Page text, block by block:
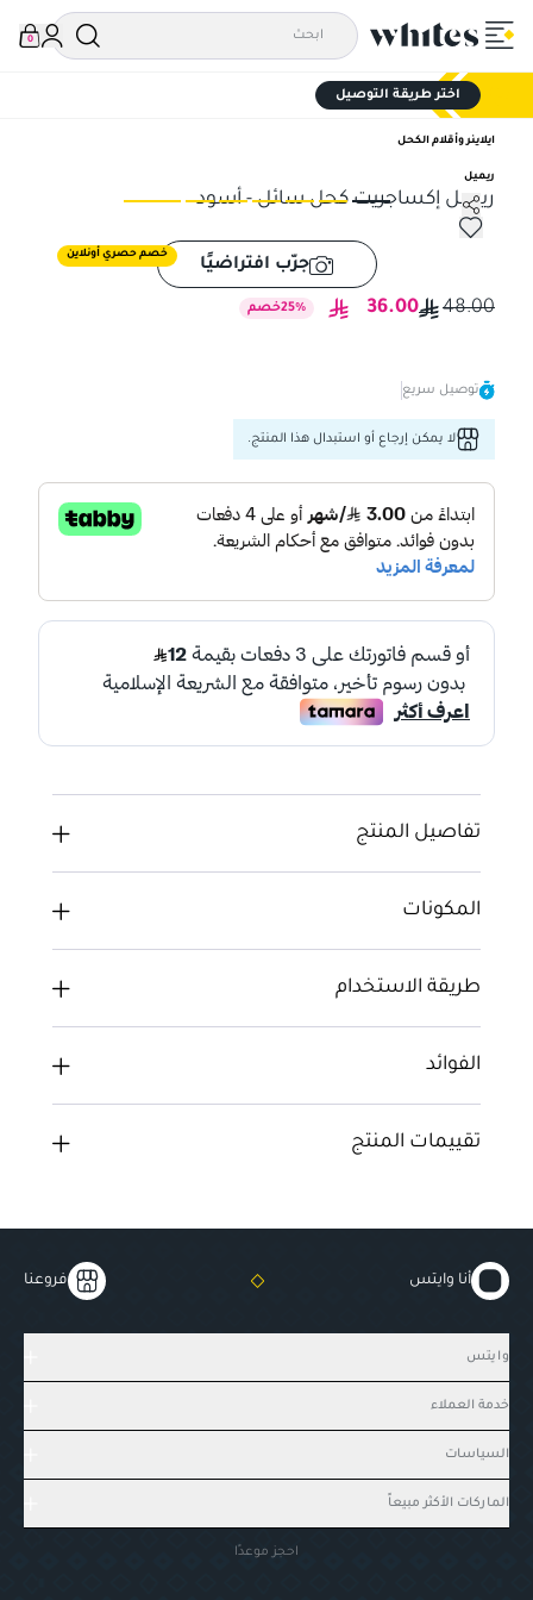
0
اختر طريقة التوصيل
ايلاينر وأقلام الكحل
ريميل
ريميل إكساجريت كحل سائل - أسود
خصم حصري أونلاين
ريميل إكساجريت كحل سائل - أسود
جرّب افتراضيًا
48.00
36.00
25% خصم
توصيل سريع
لا يمكن إرجاع أو استبدال هذا المنتج.
تفاصيل المنتج
المكونات
طريقة الاستخدام
الفوائد
تقييمات المنتج
أنا وايتس فروعنا
وايتس
خدمة العملاء
السياسات
الماركات الأكثر مبيعاً
احجز موعدًا